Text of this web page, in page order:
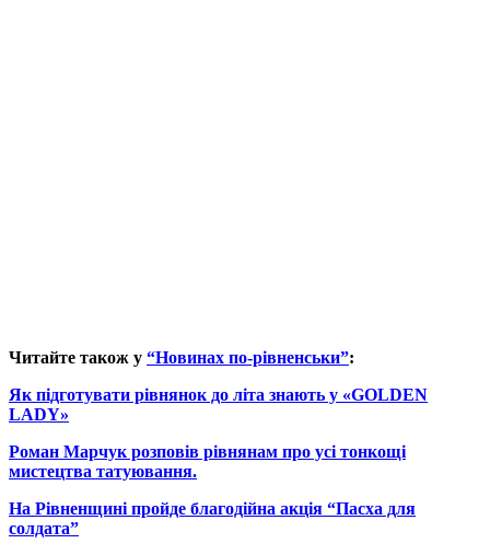
Читайте також у “Новинах по-рівненськи”:
Як підготувати рівнянок до літа знають у «GOLDEN
LADY»
Роман Марчук розповів рівнянам про усі тонкощі
мистецтва татуювання.
На Рівненщині пройде благодійна акція “Пасха для
солдата”